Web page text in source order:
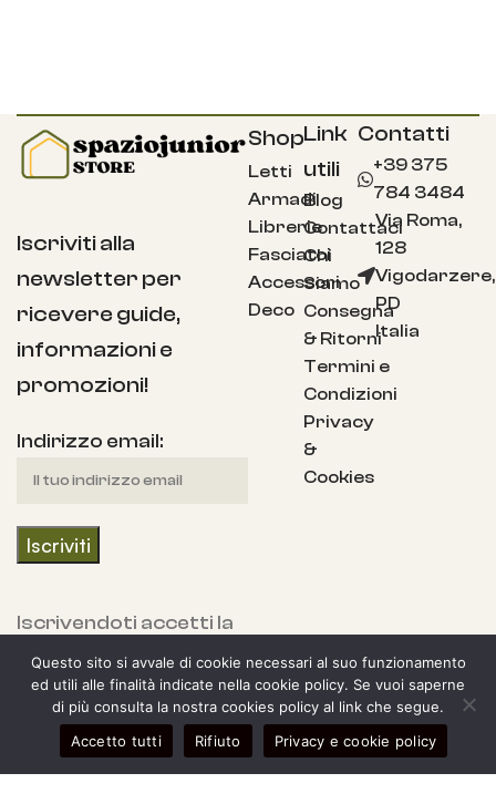
Iscriviti alla
newsletter per
ricevere guide,
informazioni e
promozioni!
Indirizzo email:
Iscrivendoti accetti la
nostra Informativa
sulla privacy e fornisci
il consenso a ricevere
aggiornamenti dalla
nostra azienda.
Shop
Letti
Armadi
Librerie
Fasciatoi
Accessori
Deco
Link
utili
Blog
Contattaci
Chi
Siamo
Consegna
& Ritorni
Termini e
Condizioni
Privacy
&
Cookies
Contatti
+39 375
784 3484
Via Roma,
128
Vigodarzere,
PD
Italia
laterale
Il mio account
0
Carrello
Questo sito si avvale di cookie necessari al suo funzionamento
ed utili alle finalità indicate nella cookie policy. Se vuoi saperne
di più consulta la nostra cookies policy al link che segue.
Accetto tutti
Rifiuto Privacy e cookie policy